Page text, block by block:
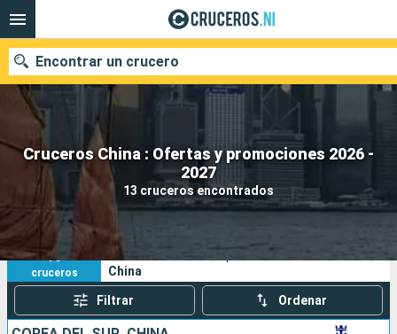
Cruceros China : Ofertas y promociones 2026 -
2027
13 cruceros encontrados
Encontrar un crucero
Nuestros destinos
Fecha de salida
Buscar
13
cruceros
Sus criterios de búsqueda:
China
Filtrar Ordenar